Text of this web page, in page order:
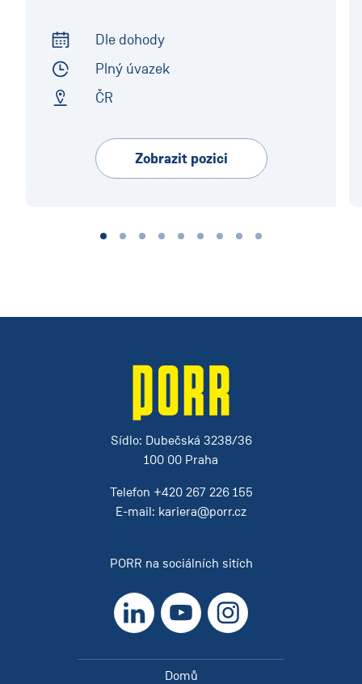
Start of Work
Dle dohody
Employment Type
Plný úvazek
ČR
Zobrazit pozici
Sídlo: Dubečská 3238/36
100 00 Praha
Telefon +420 267 226 155
E-mail: kariera@porr.cz
PORR na sociálních sitích
LinkedIn YouTube Instagram
Domů